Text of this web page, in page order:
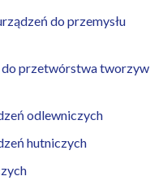
do przemysłu
do przetwórstwa tworzyw
odlewniczych
hutniczych